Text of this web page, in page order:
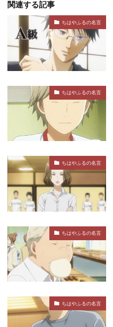
関連する記事
ちはやふるの名言
ちはやふるの名言
ちはやふるの名言
ちはやふるの名言
ちはやふるの名言